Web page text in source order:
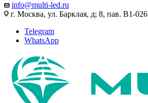
info@multi-led.ru
г. Москва, ул. Барклая, д; 8, пав. B1-026
Telegram
WhatsApp